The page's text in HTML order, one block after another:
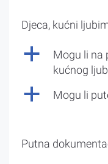
Djeca, kućni
a
Mogu li na
kućnog
a Mogu li
Putna